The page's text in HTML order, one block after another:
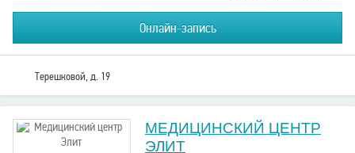
Онлайн-запись
Терешковой, д. 19
МЕДИЦИНСКИЙ ЦЕНТР
ЭЛИТ